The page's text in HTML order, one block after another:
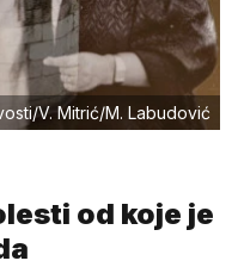
V. Mitrić/M. Labudović
od koje je